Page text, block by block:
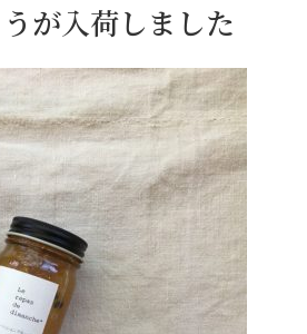
が入荷しました